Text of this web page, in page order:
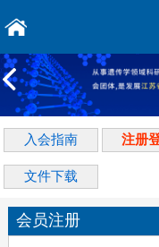
入会指南 注册
文件下载
会员注册